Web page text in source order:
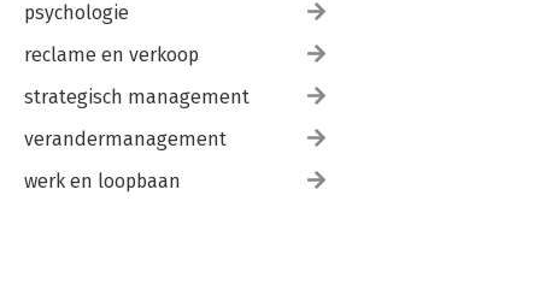
psychologie
reclame en verkoop
strategisch management
verandermanagement
werk en loopbaan